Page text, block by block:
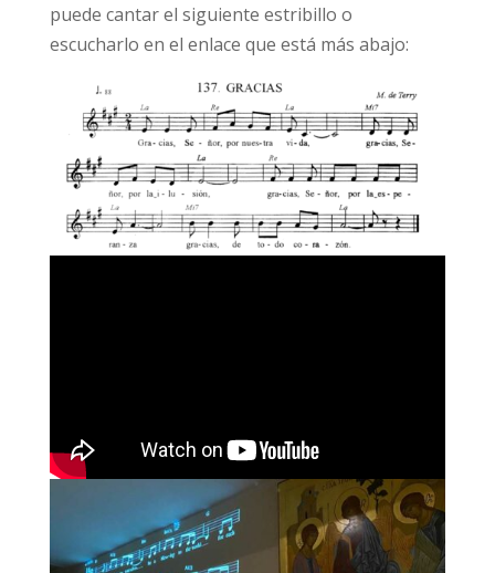
puede cantar el siguiente estribillo o
escucharlo en el enlace que está más abajo: